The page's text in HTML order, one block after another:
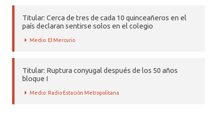
Titular: Cerca de tres de cada 10 quinceañeros en el
país declaran sentirse solos en el colegio
Medio: El Mercurio
Titular: Ruptura conyugal después de los 50 años
bloque I
Medio: Radio Estación Metropolitana